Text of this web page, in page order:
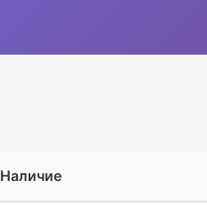
Наличие